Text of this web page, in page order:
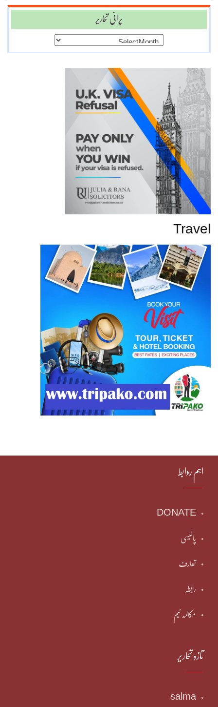
پرانی تحاریر
Travel
اہم روابط
DONATE
پالیسی
تعارف
رابطہ
مکالمہ ٹیم
تازہ تحاریر
salma